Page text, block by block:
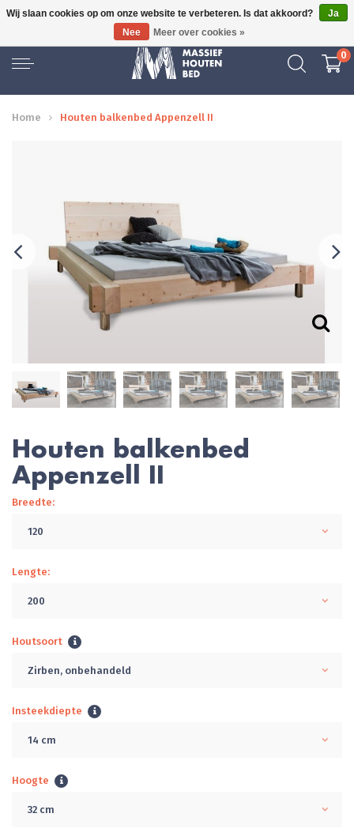
GRATIS BEZORGD
0
Home Houten balkenbed Appenzell II
Houten balkenbed
Appenzell II
Breedte:
120
Lengte:
200
Houtsoort
Zirben, onbehandeld
Insteekdiepte
14 cm
Hoogte
32 cm
Wij slaan cookies op om onze website te verbeteren. Is dat akkoord?
Ja
Nee
Meer over cookies »